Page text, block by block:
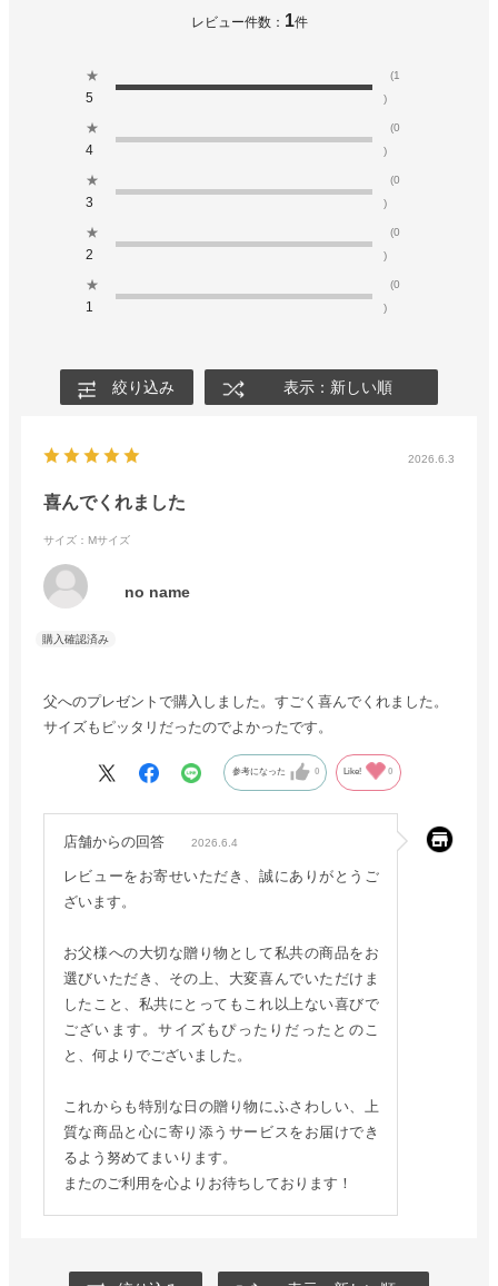
レビュー件数： 1件
★
5
(1
)
★
4
(0
)
★
3
(0
)
★
2
(0
)
★
1
(0
)
絞り込み 表示：新しい順
2026.6.3
喜んでくれました
サイズ：Mサイズ
no name
父へのプレゼントで購入しました。すごく喜んでくれました。
サイズもピッタリだったのでよかったです。
参考になった 0 Like! 0
店舗からの回答 2026.6.4
レビューをお寄せいただき、誠にありがとうご
ざいます。
お父様への大切な贈り物として私共の商品をお
選びいただき、その上、大変喜んでいただけま
したこと、私共にとってもこれ以上ない喜びで
ございます。サイズもぴったりだったとのこ
と、何よりでございました。
これからも特別な日の贈り物にふさわしい、上
質な商品と心に寄り添うサービスをお届けでき
るよう努めてまいります。
またのご利用を心よりお待ちしております！